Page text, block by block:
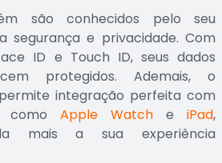
são conhecidos pelo seu
segurança e privacidade. Com
ID e Touch ID, seus dados
protegidos. Ademais, o
integração perfeita com
como Apple Watch e iPad,
mais a sua experiência